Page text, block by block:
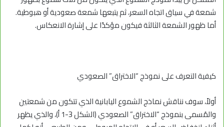
شمعة في سياق اتجاه السعر، ثم يتبعها شمعة صعودية أو هبوطية.
أما ظهور الشمعة الثالثة فيكون مؤكدًا على إشارة الانعكاس.
كيفية التعرف على نموذج “الاختراق” الصعودي
أولاً، سوف نناقش نماذج الشموع اليابانية الذي تتكون من شمعتين
والمُسمى بنموذج “الاختراق” الصعودي (الشكل 3-1 أ)، والذي يظهر